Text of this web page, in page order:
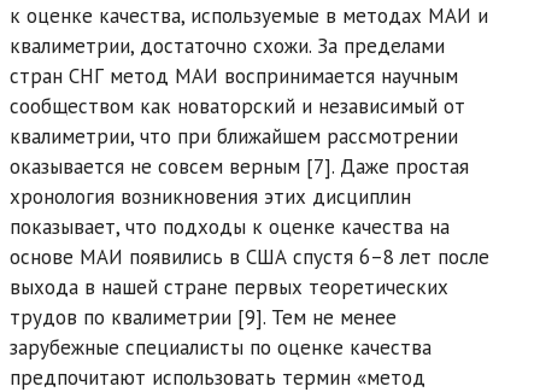
к оценке качества, используемые в методах МАИ и
квалиметрии, достаточно схожи. За пределами
стран СНГ метод МАИ воспринимается научным
сообществом как новаторский и независимый от
квалиметрии, что при ближайшем рассмотрении
оказывается не совсем верным [7]. Даже простая
хронология возникновения этих дисциплин
показывает, что подходы к оценке качества на
основе МАИ появились в США спустя 6–8 лет после
выхода в нашей стране первых теоретических
трудов по квалиметрии [9]. Тем не менее
зарубежные специалисты по оценке качества
предпочитают использовать термин «метод